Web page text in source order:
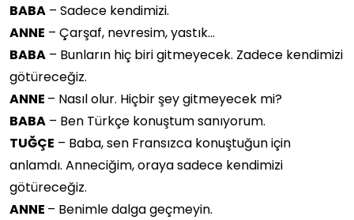
BABA – Sadece kendimizi.
ANNE – Çarşaf, nevresim, yastık…
BABA – Bunların hiç biri gitmeyecek. Zadece kendimizi
götüreceğiz.
ANNE – Nasıl olur. Hiçbir şey gitmeyecek mi?
BABA – Ben Türkçe konuştum sanıyorum.
TUĞÇE – Baba, sen Fransızca konuştuğun için
anlamdı. Anneciğim, oraya sadece kendimizi
götüreceğiz.
ANNE – Benimle dalga geçmeyin.